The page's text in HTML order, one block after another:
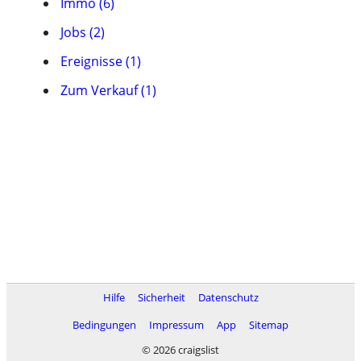
Jobs (2)
Ereignisse (1)
Zum Verkauf (1)
Hilfe Sicherheit
Datenschutz
Bedingungen
Impressum App
Sitemap
© 2026 craigslist